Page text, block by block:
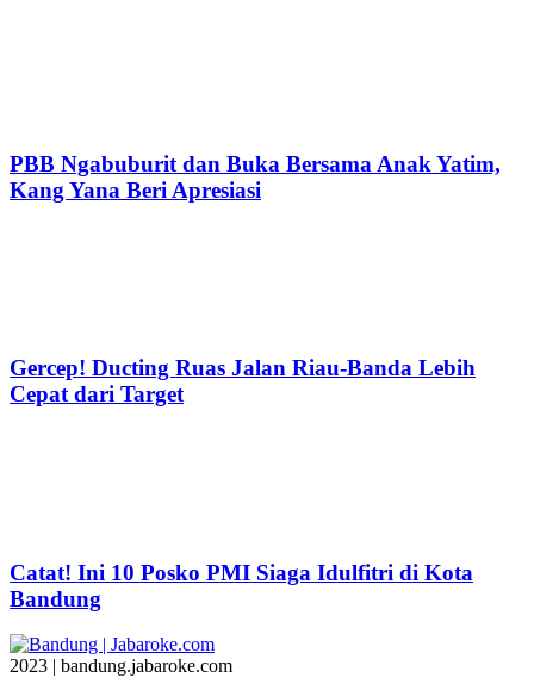
PBB Ngabuburit dan Buka Bersama Anak Yatim,
Kang Yana Beri Apresiasi
Gercep! Ducting Ruas Jalan Riau-Banda Lebih
Cepat dari Target
Catat! Ini 10 Posko PMI Siaga Idulfitri di Kota
Bandung
2023 | bandung.jabaroke.com